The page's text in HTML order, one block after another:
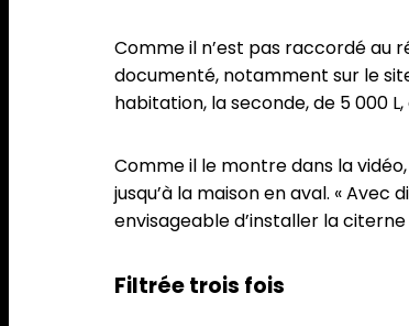
Comme il n’est pas raccordé au
documenté, notamment sur le
habitation, la seconde, de 5 000
Comme il le montre dans la
jusqu’à la maison en aval. « Avec
envisageable d’installer la
Filtrée trois fois